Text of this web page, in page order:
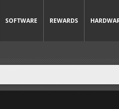
SOFTWARE REWARDS